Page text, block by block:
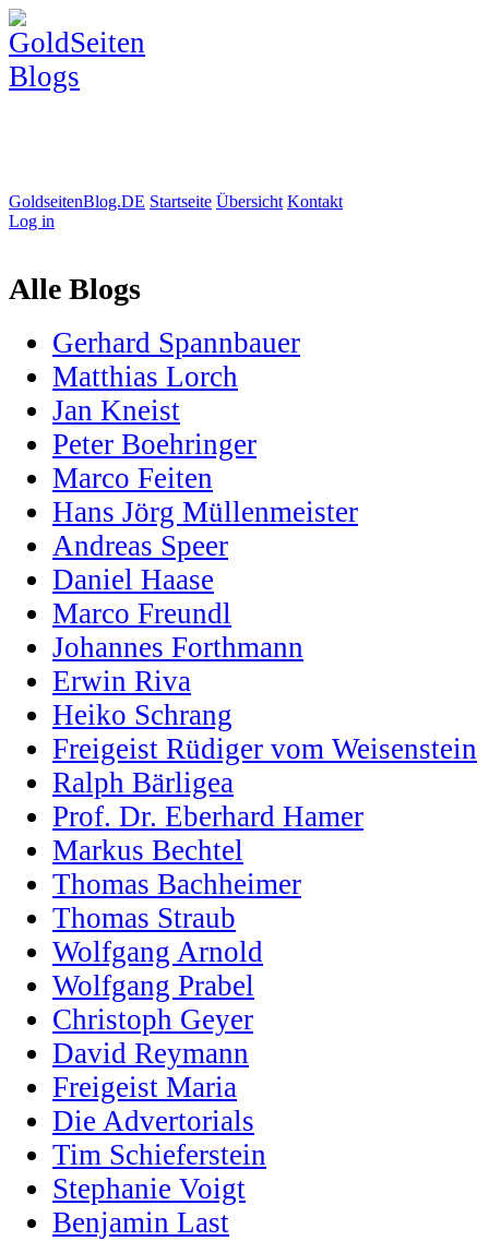
GoldseitenBlog.DE Startseite Übersicht Kontakt
Log in
Alle Blogs
Gerhard Spannbauer
Matthias Lorch
Jan Kneist
Peter Boehringer
Marco Feiten
Hans Jörg Müllenmeister
Andreas Speer
Daniel Haase
Marco Freundl
Johannes Forthmann
Erwin Riva
Heiko Schrang
Freigeist Rüdiger vom Weisenstein
Ralph Bärligea
Prof. Dr. Eberhard Hamer
Markus Bechtel
Thomas Bachheimer
Thomas Straub
Wolfgang Arnold
Wolfgang Prabel
Christoph Geyer
David Reymann
Freigeist Maria
Die Advertorials
Tim Schieferstein
Stephanie Voigt
Benjamin Last